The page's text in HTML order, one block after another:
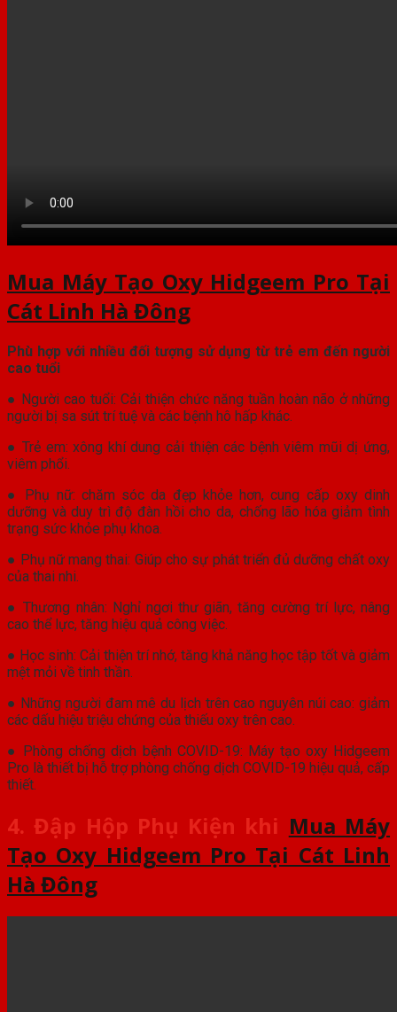
Mua Máy Tạo Oxy Hidgeem Pro Tại
Cát Linh Hà Đông
Phù hợp với nhiều đối tượng sử dụng từ trẻ em đến người
cao tuổi
● Người cao tuổi: Cải thiện chức năng tuần hoàn não ở những
người bị sa sút trí tuệ và các bệnh hô hấp khác.
● Trẻ em: xông khí dung cải thiện các bệnh viêm mũi dị ứng,
viêm phổi.
● Phụ nữ: chăm sóc da đẹp khỏe hơn, cung cấp oxy dinh
dưỡng và duy trì độ đàn hồi cho da, chống lão hóa giảm tình
trạng sức khỏe phụ khoa.
● Phụ nữ mang thai: Giúp cho sự phát triển đủ dưỡng chất oxy
của thai nhi.
● Thương nhân: Nghỉ ngơi thư giãn, tăng cường trí lực, nâng
cao thể lực, tăng hiệu quả công việc.
● Học sinh: Cải thiện trí nhớ, tăng khả năng học tập tốt và giảm
mệt mỏi về tinh thần.
● Những người đam mê du lịch trên cao nguyên núi cao: giảm
các dấu hiệu triệu chứng của thiếu oxy trên cao.
● Phòng chống dịch bệnh COVID-19: Máy tạo oxy Hidgeem
Pro là thiết bị hỗ trợ phòng chống dịch COVID-19 hiệu quả, cấp
thiết.
4. Đập Hộp Phụ Kiện khi Mua Máy
Tạo Oxy Hidgeem Pro Tại Cát Linh
Hà Đông